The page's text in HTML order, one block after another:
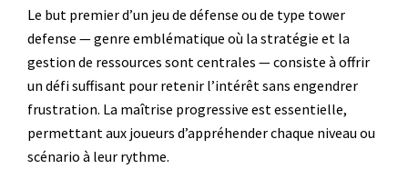
Le but premier d’un jeu de défense ou de type tower
defense — genre emblématique où la stratégie et la
gestion de ressources sont centrales — consiste à offrir
un défi suffisant pour retenir l’intérêt sans engendrer
frustration. La maîtrise progressive est essentielle,
permettant aux joueurs d’appréhender chaque niveau ou
scénario à leur rythme.